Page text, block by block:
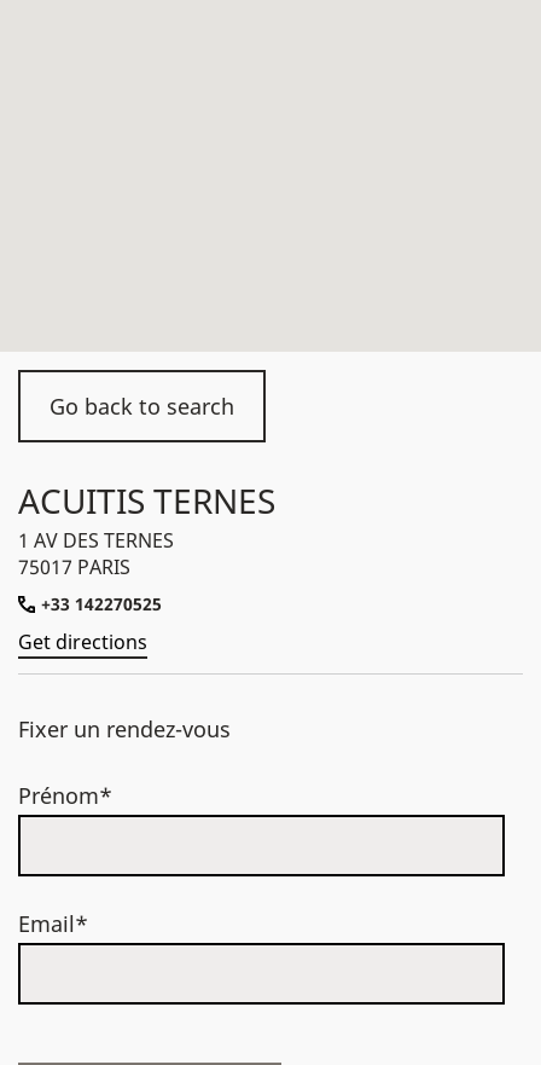
Go back to search
ACUITIS TERNES
1 AV DES TERNES
75017 PARIS
+33 142270525
Get directions
Fixer un rendez-vous
Prénom*
Email*